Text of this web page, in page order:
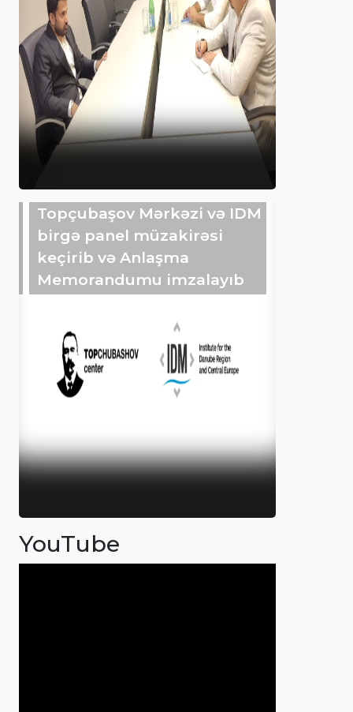
Topçubaşov Mərkəzi və IDM
birgə panel müzakirəsi
keçirib və Anlaşma
Memorandumu imzalayıb
YouTube